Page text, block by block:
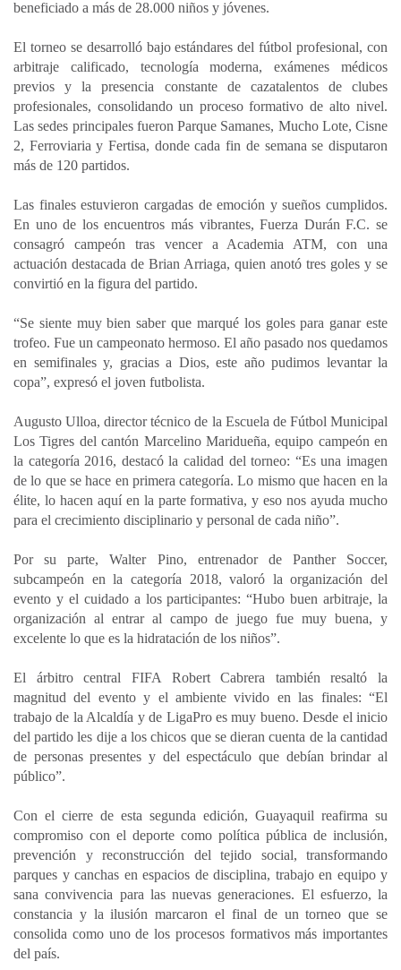
beneficiado a más de 28.000 niños y jóvenes.
El torneo se desarrolló bajo estándares del fútbol profesional, con
arbitraje calificado, tecnología moderna, exámenes médicos
previos y la presencia constante de cazatalentos de clubes
profesionales, consolidando un proceso formativo de alto nivel.
Las sedes principales fueron Parque Samanes, Mucho Lote, Cisne
2, Ferroviaria y Fertisa, donde cada fin de semana se disputaron
más de 120 partidos.
Las finales estuvieron cargadas de emoción y sueños cumplidos.
En uno de los encuentros más vibrantes, Fuerza Durán F.C. se
consagró campeón tras vencer a Academia ATM, con una
actuación destacada de Brian Arriaga, quien anotó tres goles y se
convirtió en la figura del partido.
“Se siente muy bien saber que marqué los goles para ganar este
trofeo. Fue un campeonato hermoso. El año pasado nos quedamos
en semifinales y, gracias a Dios, este año pudimos levantar la
copa”, expresó el joven futbolista.
Augusto Ulloa, director técnico de la Escuela de Fútbol Municipal
Los Tigres del cantón Marcelino Maridueña, equipo campeón en
la categoría 2016, destacó la calidad del torneo: “Es una imagen
de lo que se hace en primera categoría. Lo mismo que hacen en la
élite, lo hacen aquí en la parte formativa, y eso nos ayuda mucho
para el crecimiento disciplinario y personal de cada niño”.
Por su parte, Walter Pino, entrenador de Panther Soccer,
subcampeón en la categoría 2018, valoró la organización del
evento y el cuidado a los participantes: “Hubo buen arbitraje, la
organización al entrar al campo de juego fue muy buena, y
excelente lo que es la hidratación de los niños”.
El árbitro central FIFA Robert Cabrera también resaltó la
magnitud del evento y el ambiente vivido en las finales: “El
trabajo de la Alcaldía y de LigaPro es muy bueno. Desde el inicio
del partido les dije a los chicos que se dieran cuenta de la cantidad
de personas presentes y del espectáculo que debían brindar al
público”.
Con el cierre de esta segunda edición, Guayaquil reafirma su
compromiso con el deporte como política pública de inclusión,
prevención y reconstrucción del tejido social, transformando
parques y canchas en espacios de disciplina, trabajo en equipo y
sana convivencia para las nuevas generaciones. El esfuerzo, la
constancia y la ilusión marcaron el final de un torneo que se
consolida como uno de los procesos formativos más importantes
del país.